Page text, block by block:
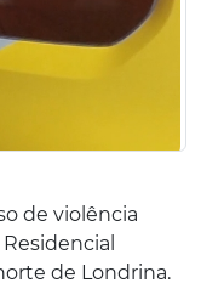
de violência
de Londrina.